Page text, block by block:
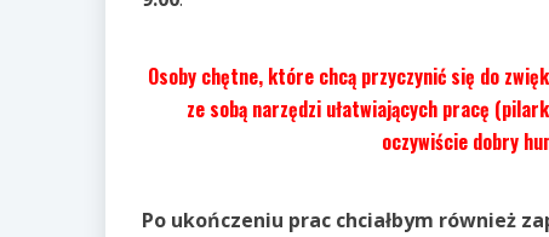
Osoby chętne, które chcą przyczynić się do
ze sobą narzędzi ułatwiających pracę
oczywiście dobry
Po ukończeniu prac chciałbym również